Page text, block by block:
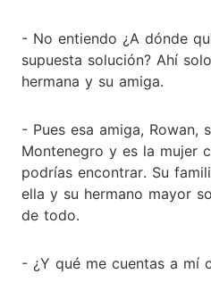
- No entiendo ¿A dónde
supuesta solución? Ahí
hermana y su amiga.
- Pues esa amiga, Rowan,
Montenegro y es la mujer
podrías encontrar. Su
ella y su hermano mayor
de todo.
- ¿Y qué me cuentas a mí